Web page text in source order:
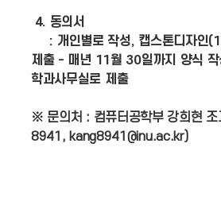
4. 동의서
: 개인별로 작성, 캡스톤디자인
제출 - 매년 11월 30일까지 양식 작
학과사무실로 제출
※ 문의처 : 컴퓨터공학부 강희현
8941, kang8941@inu.ac.kr)